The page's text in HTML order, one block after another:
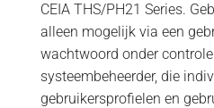
CEIA THS/PH21 Series.
alleen mogelijk via een
wachtwoord onder
systeembeheerder, die
gebruikersprofielen en